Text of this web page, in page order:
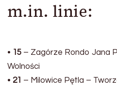
m.in. linie:
• 15 – Zagórze Rondo Jana
Wolności
• 21 – Milowice Pętla –